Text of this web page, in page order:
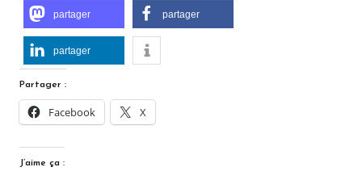
partager partager
partager
Partager :
Facebook X
J’aime ça :